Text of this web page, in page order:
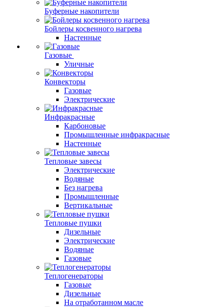
Буферные накопители
Бойлеры косвенного нагрева
Настенные
Газовые
Уличные
Конвекторы
Газовые
Электрические
Инфракрасные
Карбоновые
Промышленные инфракрасные
Настенные
Тепловые завесы
Электрические
Водяные
Без нагрева
Промышленные
Вертикальные
Тепловые пушки
Дизельные
Электрические
Водяные
Газовые
Теплогенераторы
Газовые
Дизельные
На отработанном масле